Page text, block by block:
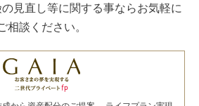
見直し等に関する事ならお気軽に
相談ください。